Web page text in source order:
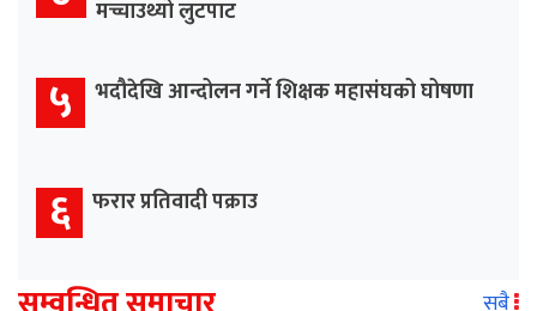
मच्चाउथ्यो लुटपाट
५ भदौदेखि आन्दोलन गर्ने शिक्षक महासंघको घोषणा
६ फरार प्रतिवादी पक्राउ
सबै